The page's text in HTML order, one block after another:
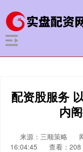
配资股服务
内
来源：三顺策略
16:04:45
查看：208